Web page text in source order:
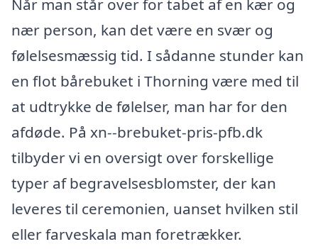
Når man står over for tabet af en kær og
nær person, kan det være en svær og
følelsesmæssig tid. I sådanne stunder kan
en flot bårebuket i Thorning være med til
at udtrykke de følelser, man har for den
afdøde. På xn--brebuket-pris-pfb.dk
tilbyder vi en oversigt over forskellige
typer af begravelsesblomster, der kan
leveres til ceremonien, uanset hvilken stil
eller farveskala man foretrækker.